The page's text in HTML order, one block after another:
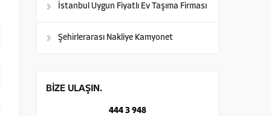
İstanbul Uygun Fiyatlı Ev Taşıma Firması
Şehirlerarası Nakliye Kamyonet
BİZE ULAŞIN.
444 3 948